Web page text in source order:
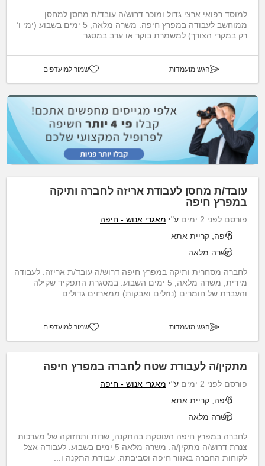
למוסד רפואי ארצי גדול ומוכר דרוש/ה עובד/ת מחסן למחסן
ממוחשב לעבודה במפרץ חיפה. משרה מלאה, 5 ימים בשבוע (ימי ו’
רק במקרי הצורך) למשמרת בוקר או ערב במסגר...
הגש מועמדות שמור למועדפים
עובד/ת מחסן לעבודת אריזה לחברה ותיקה
במפרץ חיפה
פורסם לפני 2 ימים ע"י מאגרי אנוש - חיפה
חיפה, קריית אתא
משרה מלאה
לחברה מסחרית ותיקה במפרץ חיפה דרוש/ה עובד/ת אריזה. לעבודה
מידית, משרה מלאה, 5 ימים השבוע. במסגרת התפקיד שקילה
והעברת של חומרים (נוזלים ואבקות) ממארזים גדולים ...
הגש מועמדות שמור למועדפים
מתקין/ה לעבודת שטח לחברה במפרץ חיפה
פורסם לפני 2 ימים ע"י מאגרי אנוש - חיפה
חיפה, קריית אתא
משרה מלאה
לחברה במפרץ חיפה העוסקת בהתקנה, שרות ותחזוקה של מערכות
צנרת דרוש/ה מתקין/ה. משרה מלאה 5 ימים בשבוע. לעבודה אצל
לקוחות החברה באזור חיפה וסביבתה. עבודת התקנה ו...